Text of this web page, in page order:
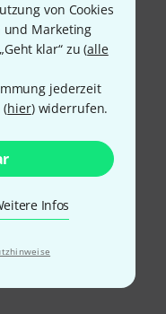
von Cookies
und Marketing
klar“ zu (alle
jederzeit
(hier) widerrufen.
Infos
Nachnahme,
Sofort bezahlen